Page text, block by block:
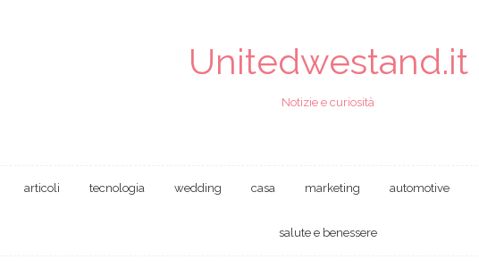
Unitedwestand.it
Notizie e curiosità
articoli tecnologia wedding casa marketing automotive
salute e benessere